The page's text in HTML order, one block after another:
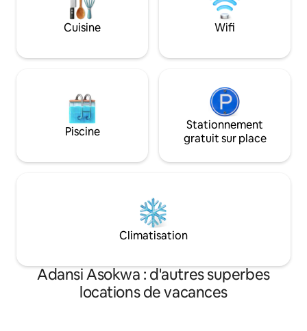
Cuisine Wifi
Piscine
Stationnement
gratuit sur place
Climatisation
Adansi Asokwa : d'autres superbes
locations de vacances